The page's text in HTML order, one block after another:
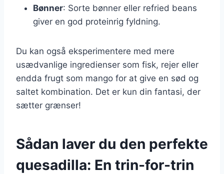
Bønner: Sorte bønner eller refried beans
giver en god proteinrig fyldning.
Du kan også eksperimentere med mere
usædvanlige ingredienser som fisk, rejer eller
endda frugt som mango for at give en sød og
saltet kombination. Det er kun din fantasi, der
sætter grænser!
Sådan laver du den perfekte
quesadilla: En trin-for-trin